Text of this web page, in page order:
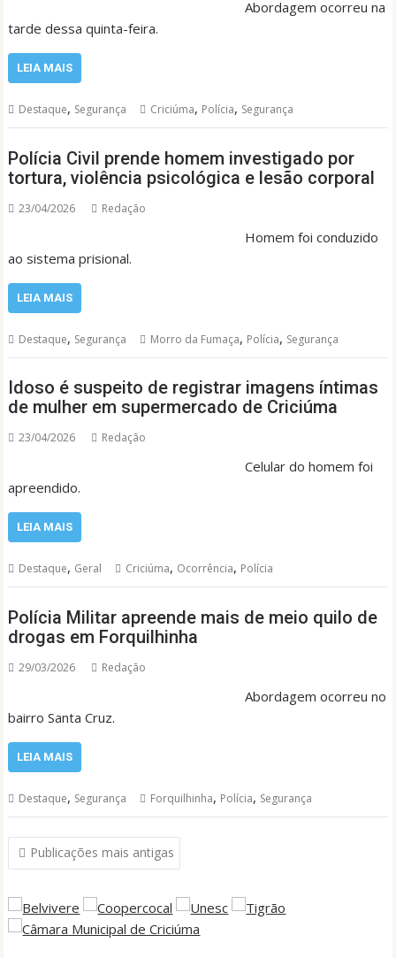
Abordagem ocorreu na
tarde dessa quinta-feira.
LEIA MAIS
Destaque, Segurança Criciúma, Polícia, Segurança
Polícia Civil prende homem investigado por
tortura, violência psicológica e lesão corporal
23/04/2026 Redação
Homem foi conduzido
ao sistema prisional.
LEIA MAIS
Destaque, Segurança Morro da Fumaça, Polícia, Segurança
Idoso é suspeito de registrar imagens íntimas
de mulher em supermercado de Criciúma
23/04/2026 Redação
Celular do homem foi
apreendido.
LEIA MAIS
Destaque, Geral Criciúma, Ocorrência, Polícia
Polícia Militar apreende mais de meio quilo de
drogas em Forquilhinha
29/03/2026 Redação
Abordagem ocorreu no
bairro Santa Cruz.
LEIA MAIS
Destaque, Segurança Forquilhinha, Polícia, Segurança
Navegação
por
posts
Publicações mais antigas